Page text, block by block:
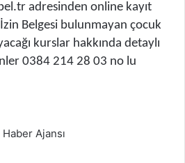
adresinden online kayıt
Belgesi bulunmayan çocuk
kurslar hakkında detaylı
0384 214 28 03 no lu
Ajansı